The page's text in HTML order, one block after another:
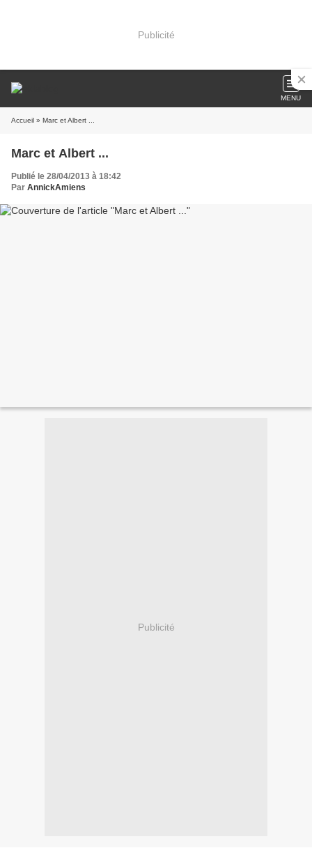
Publicité
MENU
Accueil » Marc et Albert ...
Marc et Albert ...
Publié le 28/04/2013 à 18:42
Par AnnickAmiens
Publicité